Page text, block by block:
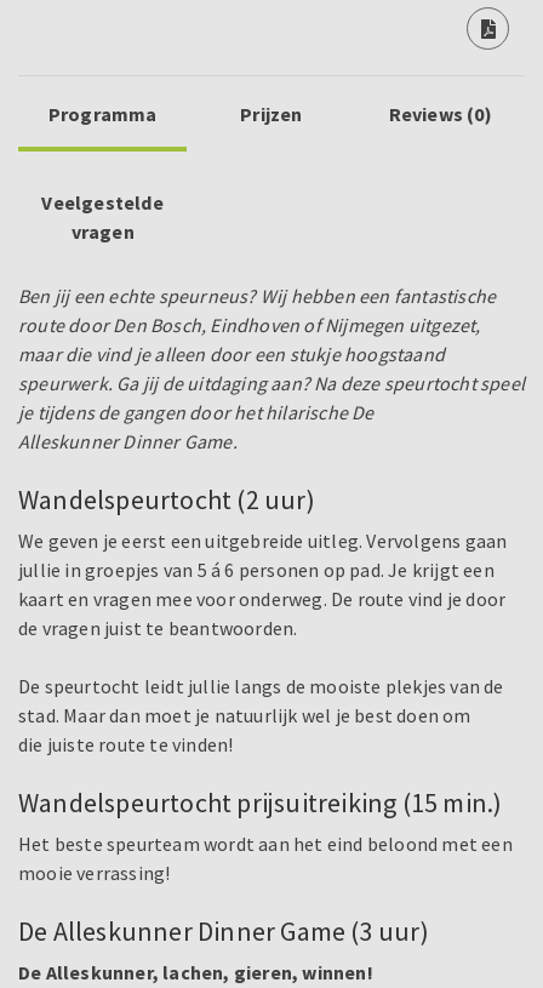
Programma Prijzen Reviews (0)
Veelgestelde
vragen
Ben jij een echte speurneus? Wij hebben een fantastische
route door Den Bosch, Eindhoven of Nijmegen uitgezet,
maar die vind je alleen door een stukje hoogstaand
speurwerk. Ga jij de uitdaging aan? Na deze speurtocht speel
je tijdens de gangen door het hilarische De
Alleskunner Dinner Game.
Wandelspeurtocht (2 uur)
We geven je eerst een uitgebreide uitleg. Vervolgens gaan
jullie in groepjes van 5 á 6 personen op pad. Je krijgt een
kaart en vragen mee voor onderweg. De route vind je door
de vragen juist te beantwoorden.
De speurtocht leidt jullie langs de mooiste plekjes van de
stad. Maar dan moet je natuurlijk wel je best doen om
die juiste route te vinden!
Wandelspeurtocht prijsuitreiking (15 min.)
Het beste speurteam wordt aan het eind beloond met een
mooie verrassing!
De Alleskunner Dinner Game (3 uur)
De Alleskunner, lachen, gieren, winnen!